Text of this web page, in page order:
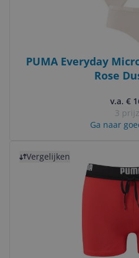
PUMA Everyday
Rose
v.a. €
3
Ga naar
Vergelijken